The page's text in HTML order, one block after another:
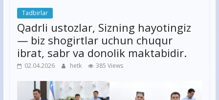
Tadbirlar
Qadrli ustozlar, Sizning hayotingiz
— biz shogirtlar uchun chuqur
ibrat, sabr va donolik maktabidir.
02.04.2026 hetk 385 Views